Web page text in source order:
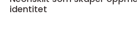
identitet